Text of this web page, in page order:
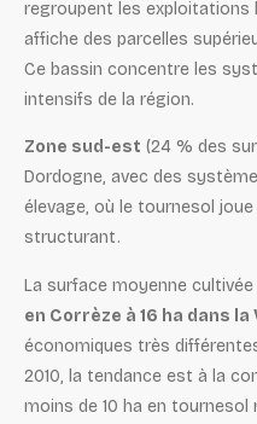
regroupent les exploitations
affiche des parcelles
Ce bassin concentre les
intensifs de la région.
Zone sud-est (24 % des
Dordogne, avec des
élevage, où le tournesol
structurant.
La surface moyenne
en Corrèze à 16 ha dans la
économiques très
2010, la tendance est à la
moins de 10 ha en